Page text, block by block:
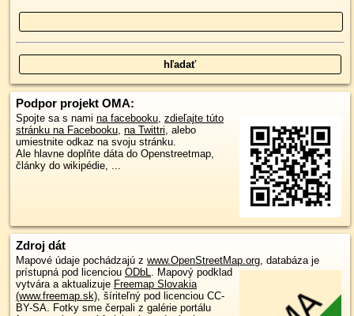
Podpor projekt OMA:
Spojte sa s nami na facebooku, zdieľajte túto
stránku na Facebooku, na Twittri, alebo
umiestnite odkaz na svoju stránku.
Ale hlavne doplňte dáta do Openstreetmap,
články do wikipédie, ...
Zdroj dát
Mapové údaje pochádzajú z www.OpenStreetMap.org, databáza je
prístupná pod licenciou ODbL. Mapový podklad
vytvára a aktualizuje Freemap Slovakia
(www.freemap.sk), šíriteľný pod licenciou CC-
BY-SA. Fotky sme čerpali z galérie portálu